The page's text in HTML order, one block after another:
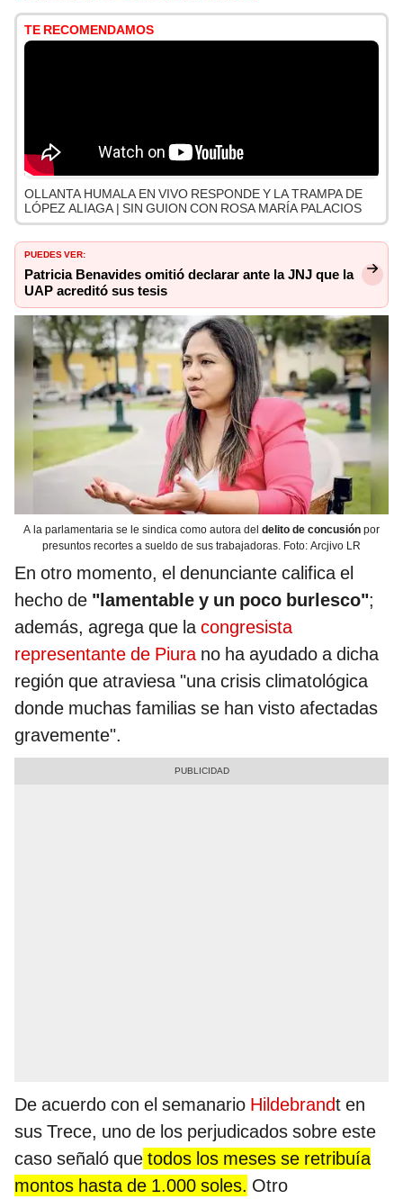
TE RECOMENDAMOS
OLLANTA HUMALA EN VIVO RESPONDE Y LA TRAMPA DE
LÓPEZ ALIAGA | SIN GUION CON ROSA MARÍA PALACIOS
PUEDES VER:
Patricia Benavides omitió declarar ante la JNJ que la
UAP acreditó sus tesis
A la parlamentaria se le sindica como autora del delito de concusión por
presuntos recortes a sueldo de sus trabajadoras. Foto: Arcjivo LR
En otro momento, el denunciante califica el
hecho de "lamentable y un poco burlesco";
además, agrega que la congresista
representante de Piura no ha ayudado a dicha
región que atraviesa "una crisis climatológica
donde muchas familias se han visto afectadas
gravemente".
De acuerdo con el semanario Hildebrandt en
sus Trece, uno de los perjudicados sobre este
caso señaló que todos los meses se retribuía
montos hasta de 1.000 soles. Otro